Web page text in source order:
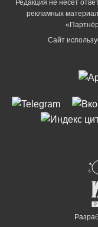
Редакция не несет
рекламных
Сайт